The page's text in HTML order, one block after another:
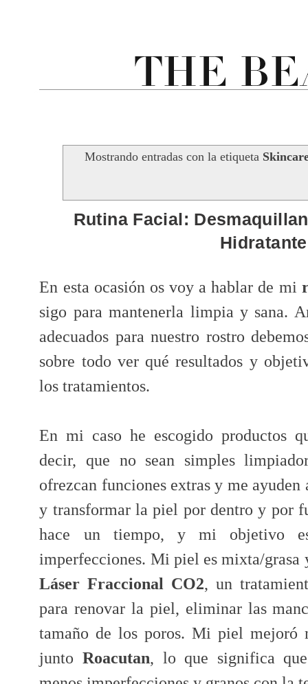
Mostrando entradas con la etiqueta
Rutina Facial:
En esta ocasión os voy a hablar de mi
sigo para mantenerla limpia y sana.
adecuados para nuestro rostro
sobre todo ver qué resultados y
los tratamientos.
En mi caso he escogido productos
decir, que no sean simples
ofrezcan funciones extras y me
y transformar la piel por dentro y por
hace un tiempo, y mi objetivo
imperfecciones. Mi piel es mixta/grasa
Láser Fraccional CO2, un
para renovar la piel, eliminar las
tamaño de los poros. Mi piel mejoró
juntoRoacutan, lo que significa